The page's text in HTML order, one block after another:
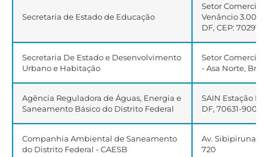
Secretaria de Estado de Educação
Setor Comercial
Venâncio 3.000
DF, CEP: 70297-
Secretaria De Estado e Desenvolvimento
Urbano e Habitação
Setor Comercial
- Asa Norte,
Agência Reguladora de Águas, Energia e
Saneamento Básico do Distrito Federal
SAIN Estação
DF, 70631-900
Companhia Ambiental de Saneamento
do Distrito Federal - CAESB
Av. Sibipiruna,
720